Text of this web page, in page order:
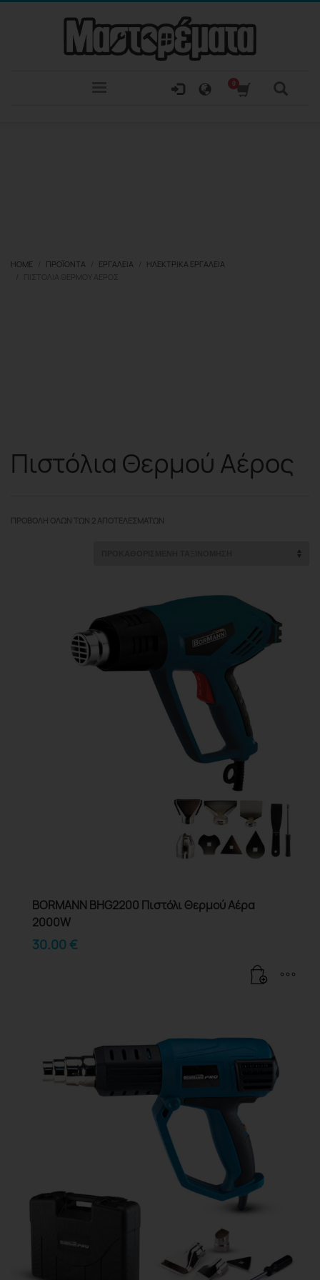
HOME ΠΡΟΪΌΝΤΑ ΕΡΓΑΛΕΊΑ
ΗΛΕΚΤΡΙΚΆ ΕΡΓΑΛΕΊΑ
ΠΙΣΤΌΛΙΑ ΘΕΡΜΟΎ ΑΈΡΟΣ
Πιστόλια Θερμού Αέρος
ΠΡΟΒΟΛΉ ΌΛΩΝ ΤΩΝ 2 ΑΠΟΤΕΛΕΣΜΆΤΩΝ
BORMANN BHG2200 Πιστόλι Θερμού Αέρα
2000W
30.00€